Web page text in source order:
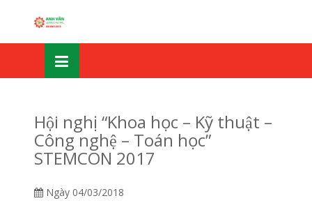
Hội nghị “Khoa học – Kỹ thuật –
Công nghệ – Toán học”
STEMCON 2017
Ngày 04/03/2018